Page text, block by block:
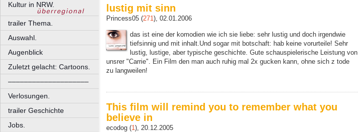
Kultur in NRW.
trailer Thema.
Auswahl.
Augenblick
Zuletzt gelacht: Cartoons.
––––––––––––––––––––
Verlosungen.
trailer Geschichte
Jobs.
lustig mit sinn
Princess05 (271), 02.01.2006
das ist eine der komodien wie ich sie liebe: sehr lustig und doch irgendwie
tiefsinnig und mit inhalt.Und sogar mit botschaft: hab keine vorurteile! Sehr
lustig, lustige, aber typische geschichte. Gute schauspielerische Leistung von
unsrer "Carrie". Ein Film den man auch ruhig mal 2x gucken kann, ohne sich z tode
zu langweilen!
This film will remind you to remember what you
believe in
ecodog (1 ), 20.12.2005